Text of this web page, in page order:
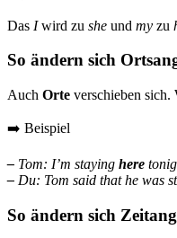
Das Iwird zu she und my zu
So ändern sich
Auch Orte verschieben sich.
➡️ Beispiel
– Tom: I’m staying here
– Du: Tom said that he was
So ändern sich